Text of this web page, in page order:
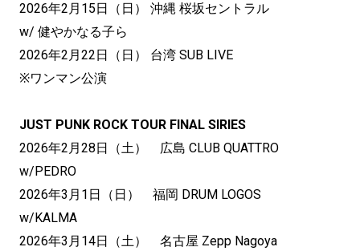
2026年2月15日（日） 沖縄 桜坂セントラル
w/ 健やかなる子ら
2026年2月22日（日） 台湾 SUB LIVE
※ワンマン公演
JUST PUNK ROCK TOUR FINAL SIRIES
2026年2月28日（土） 広島 CLUB QUATTRO
w/PEDRO
2026年3月1日（日） 福岡 DRUM LOGOS
w/KALMA
2026年3月14日（土） 名古屋 Zepp Nagoya